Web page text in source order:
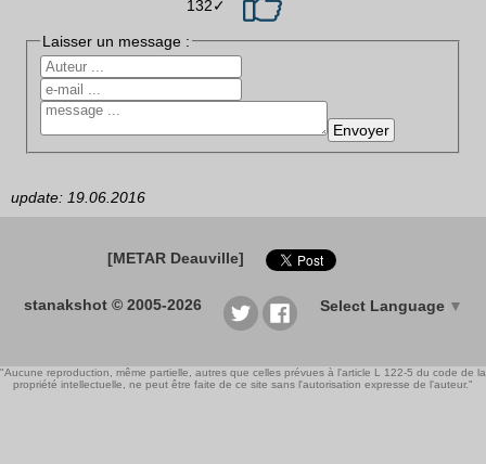
132✓
Laisser un message :
update: 19.06.2016
[METAR Deauville]
stanakshot © 2005-2026 Select Language ▼
"Aucune reproduction, même partielle, autres que celles prévues à l'article L 122-5 du code de la
propriété intellectuelle, ne peut être faite de ce site sans l'autorisation expresse de l'auteur."